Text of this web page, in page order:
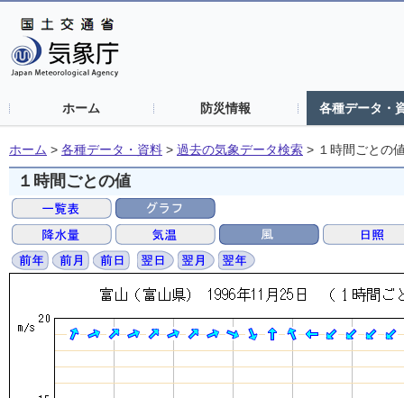
ホーム 防災情報 各種データ・
ホーム > 各種データ・資料 > 過去の気象データ検索 > １時間ごとの
１時間ごとの値